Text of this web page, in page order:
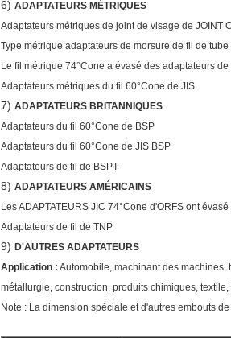
6) ADAPTATEURS MÉTRIQUES
Adaptateurs métriques de joint de visage de JOINT
Type métrique adaptateurs de morsure de fil de tube
Le fil métrique 74°Cone a évasé des adaptateurs de
Adaptateurs métriques du fil 60°Cone de JIS
7) ADAPTATEURS BRITANNIQUES
Adaptateurs du fil 60°Cone de BSP
Adaptateurs du fil 60°Cone de JIS BSP
Adaptateurs de fil de BSPT
8) ADAPTATEURS AMÉRICAINS
Les ADAPTATEURS JIC 74°Cone d'ORFS ont
Adaptateurs de fil de TNP
9) D'AUTRES ADAPTATEURS
Application : Automobile, machinant des
métallurgie, construction, produits chimiques,
Note : La dimension spéciale et d'autres embouts